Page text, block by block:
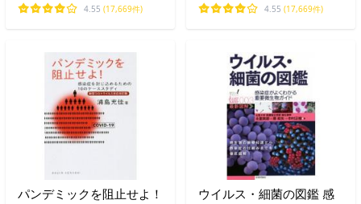
ーショッピング店
4.55 (17,669件)
ーショッピング店
4.55 (17,669件)
パンデミックを阻止せよ！
ウイルス・細菌の図鑑 感